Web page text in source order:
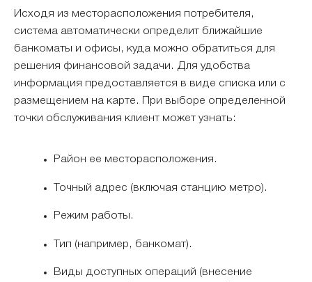
Исходя из месторасположения потребителя,
система автоматически определит ближайшие
банкоматы и офисы, куда можно обратиться для
решения финансовой задачи. Для удобства
информация предоставляется в виде списка или с
размещением на карте. При выборе определенной
точки обслуживания клиент может узнать:
Район ее месторасположения.
Точный адрес (включая станцию метро).
Режим работы.
Тип (например, банкомат).
Виды доступных операций (внесение